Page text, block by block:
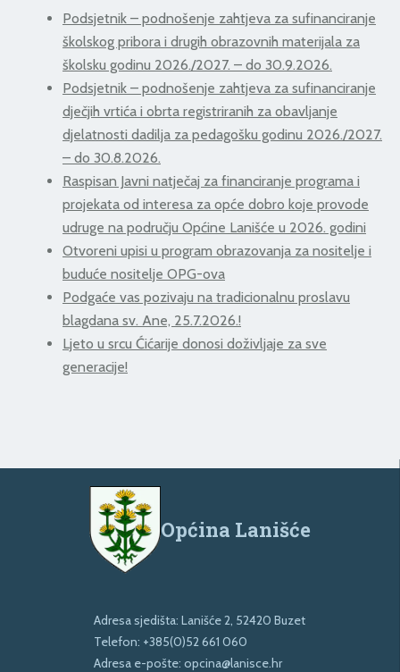
Podsjetnik – podnošenje zahtjeva za sufinanciranje
školskog pribora i drugih obrazovnih materijala za
školsku godinu 2026./2027. – do 30.9.2026.
Podsjetnik – podnošenje zahtjeva za sufinanciranje
dječjih vrtića i obrta registriranih za obavljanje
djelatnosti dadilja za pedagošku godinu 2026./2027.
– do 30.8.2026.
Raspisan Javni natječaj za financiranje programa i
projekata od interesa za opće dobro koje provode
udruge na području Općine Lanišće u 2026. godini
Otvoreni upisi u program obrazovanja za nositelje i
buduće nositelje OPG-ova
Podgaće vas pozivaju na tradicionalnu proslavu
blagdana sv. Ane, 25.7.2026.!
Ljeto u srcu Ćićarije donosi doživljaje za sve
generacije!
Općina Lanišće
Adresa sjedišta: Lanišće 2, 52420 Buzet
Telefon: +385(0)52 661 060
Adresa e-pošte: opcina@lanisce.hr